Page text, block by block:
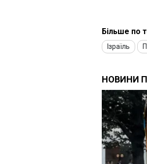
Більше по
Ізраїль